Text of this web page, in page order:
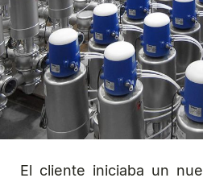
El cliente iniciaba un